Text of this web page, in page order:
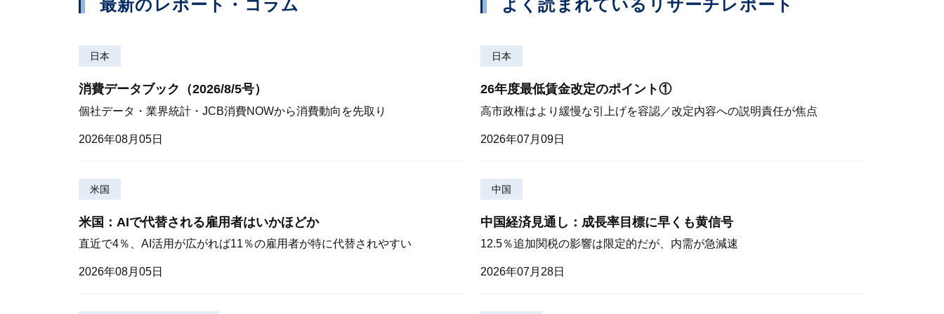
最新のレポート・コラム
日本
消費データブック（2026/8/5号）
個社データ・業界統計・JCB消費NOWから消費動向を先取り
2026年08月05日
米国
米国：AIで代替される雇用者はいかほどか
直近で4％、AI活用が広がれば11％の雇用者が特に代替されやすい
2026年08月05日
よく読まれているリサーチレポート
日本
26年度最低賃金改定のポイント①
高市政権はより緩慢な引上げを容認／改定内容への説明責任が焦点
2026年07月09日
中国
中国経済見通し：成長率目標に早くも黄信号
12.5％追加関税の影響は限定的だが、内需が急減速
2026年07月28日